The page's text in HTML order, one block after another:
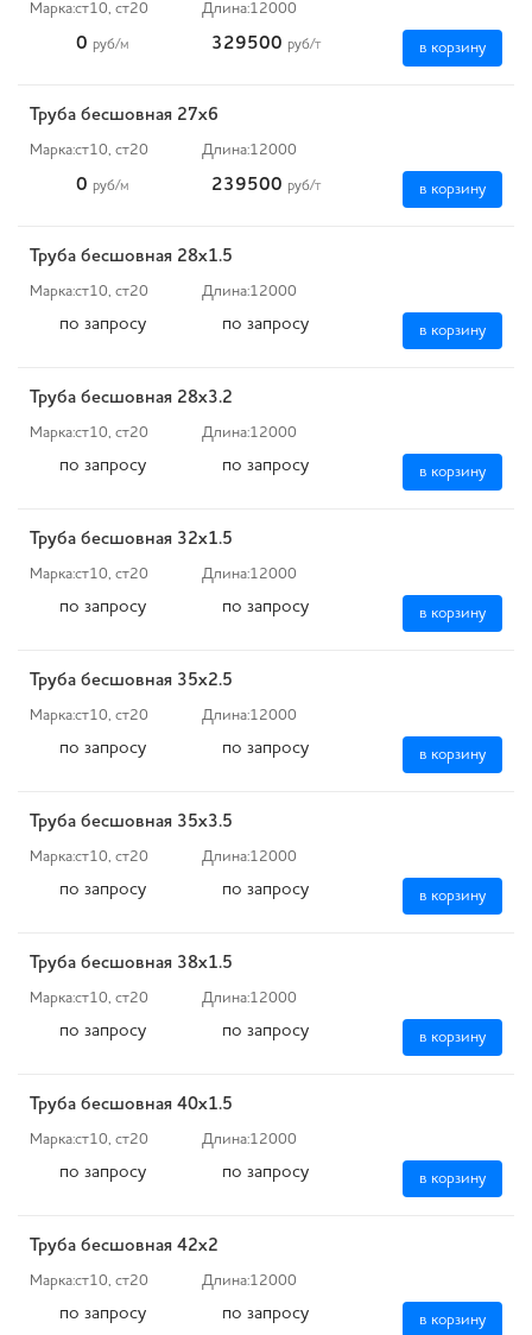
Марка:ст10, ст20 Длина:12000
0 руб/м 329500 руб/т в корзину
Труба бесшовная 27х6
Марка:ст10, ст20 Длина:12000
0 руб/м 239500 руб/т в корзину
Труба бесшовная 28х1.5
Марка:ст10, ст20 Длина:12000
по запросу по запросу в корзину
Труба бесшовная 28х3.2
Марка:ст10, ст20 Длина:12000
по запросу по запросу в корзину
Труба бесшовная 32х1.5
Марка:ст10, ст20 Длина:12000
по запросу по запросу в корзину
Труба бесшовная 35х2.5
Марка:ст10, ст20 Длина:12000
по запросу по запросу в корзину
Труба бесшовная 35х3.5
Марка:ст10, ст20 Длина:12000
по запросу по запросу в корзину
Труба бесшовная 38х1.5
Марка:ст10, ст20 Длина:12000
по запросу по запросу в корзину
Труба бесшовная 40х1.5
Марка:ст10, ст20 Длина:12000
по запросу по запросу в корзину
Труба бесшовная 42х2
Марка:ст10, ст20 Длина:12000
по запросу по запросу в корзину